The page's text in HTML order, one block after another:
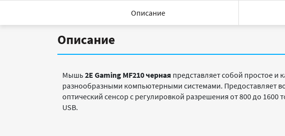
Описание
Описание
Мышь2E Gaming MF210 черная представляет собой простое и
разнообразными компьютерными системами. Предоставляет
оптический сенсор с регулировкой разрешения от 800 до
USB.